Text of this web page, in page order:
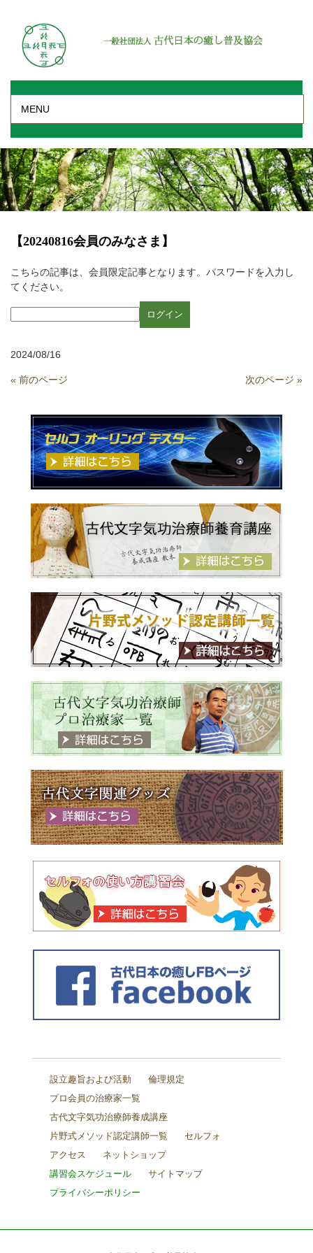
MENU
【20240816会員のみなさま】
こちらの記事は、会員限定記事となります。パスワードを入力し
てください。
2024/08/16
« 前のページ 次のページ »
設立趣旨および活動
倫理規定
プロ会員の治療家一覧
古代文字気功治療師養成講座
片野式メソッド認定講師一覧
セルフォ
アクセス
ネットショップ
講習会スケジュール
サイトマップ
プライバシーポリシー